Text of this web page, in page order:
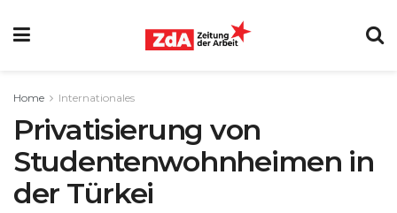
Home Internationales
Privatisierung von
Studentenwohnheimen in
der Türkei